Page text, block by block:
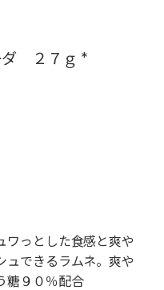
ダ ２７ｇ *
ワっとした食感と爽や
ュできるラムネ。爽や
糖９０％配合